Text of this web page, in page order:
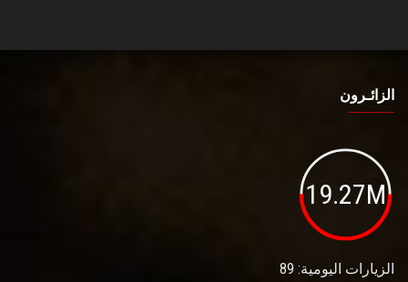
الزائـرون
19.27M
الزيارات اليومية: 89